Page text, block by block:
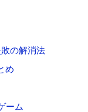
の解消法
め
ーム